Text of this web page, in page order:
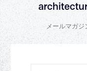
メールマガジ